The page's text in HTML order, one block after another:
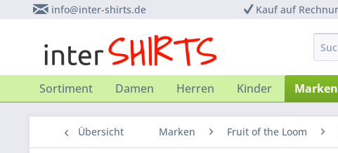
info@inter-shirts.de Kauf auf
Sortiment Damen Herren Kinder Marken
Übersicht Marken Fruit of the Loom